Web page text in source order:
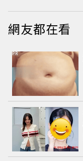
網友都在看
PR